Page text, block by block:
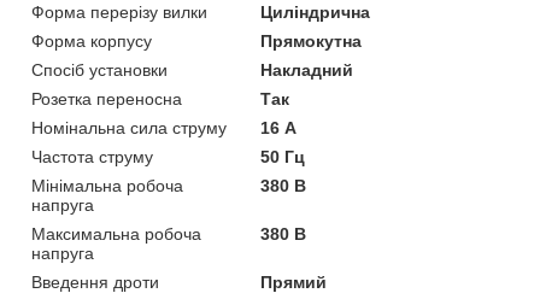
Форма перерізу вилки
Циліндрична
Форма корпусу
Прямокутна
Спосіб установки
Накладний
Розетка переносна
Так
Номінальна сила струму
16 А
Частота струму
50 Гц
Мінімальна робоча
напруга
380 В
Максимальна робоча
напруга
380 В
Введення дроти
Прямий